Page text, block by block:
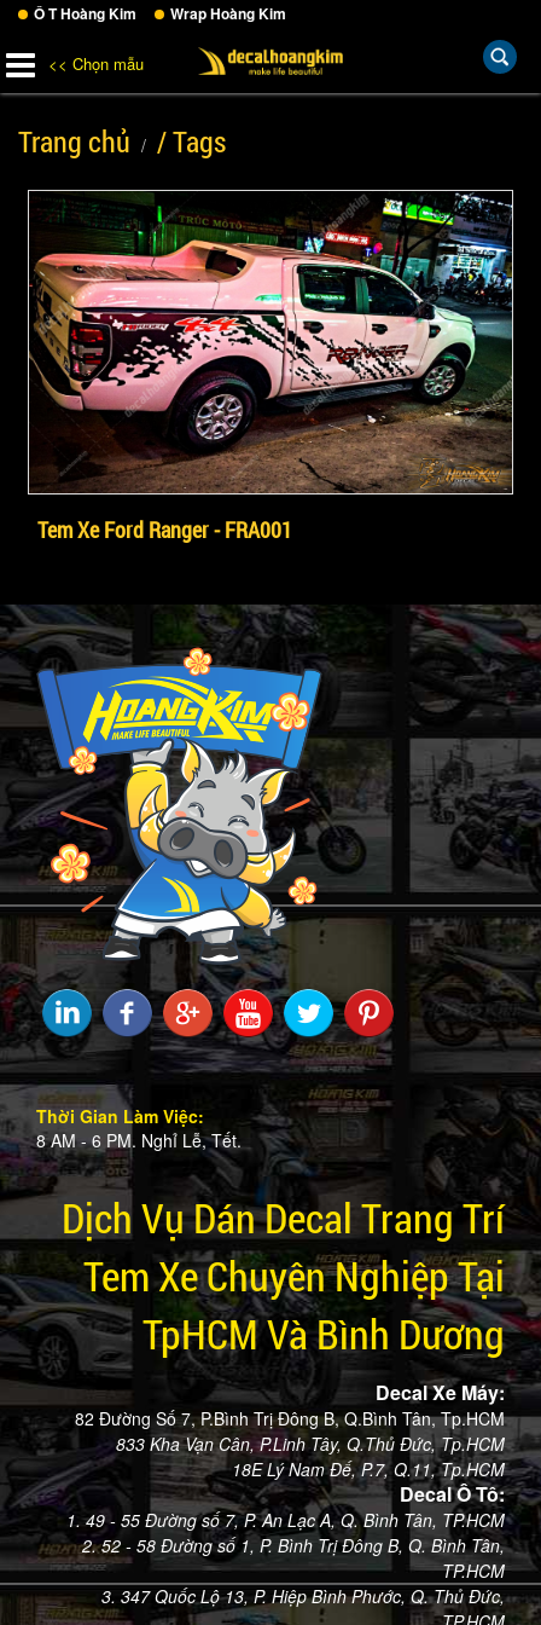
Ô T Hoàng Kim Wrap Hoàng Kim
<< Chọn mẫu
Trang chủ / Tags
Tem Xe Ford Ranger - FRA001
Thời Gian Làm Việc:
8 AM - 6 PM. Nghỉ Lễ, Tết.
Dịch Vụ Dán Decal Trang Trí
Tem Xe Chuyên Nghiệp Tại
TpHCM Và Bình Dương
Decal Xe Máy:
82 Đường Số 7, P.Bình Trị Đông B, Q.Bình Tân, Tp.HCM
833 Kha Vạn Cân, P.Linh Tây, Q.Thủ Đức, Tp.HCM
18E Lý Nam Đế, P.7, Q.11, Tp.HCM
Decal Ô Tô:
1. 49 - 55 Đường số 7, P. An Lạc A, Q. Bình Tân, TP.HCM
2. 52 - 58 Đường số 1, P. Bình Trị Đông B, Q. Bình Tân,
TP.HCM
3. 347 Quốc Lộ 13, P. Hiệp Bình Phước, Q. Thủ Đức,